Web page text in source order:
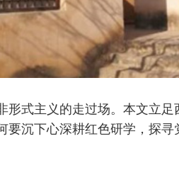
形式主义的走过场。本文立
沉下心深耕红色研学，探寻